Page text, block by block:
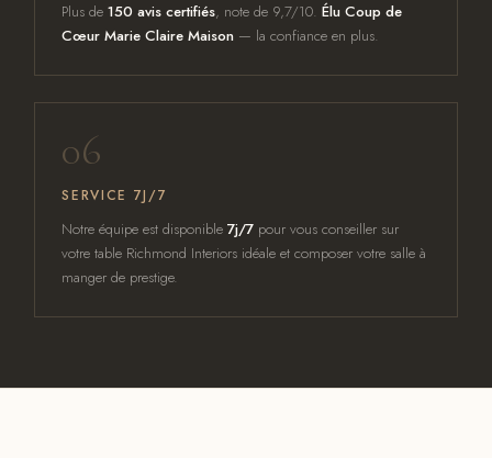
Plus de150 avis certifiés, note de 9,7/10.Élu Coup de
Cœur Marie Claire Maison — la confiance en plus.
06
SERVICE 7J/7
Notre équipe est disponible7j/7 pour vous conseiller sur
votre table Richmond Interiors idéale et composer votre salle à
manger de prestige.